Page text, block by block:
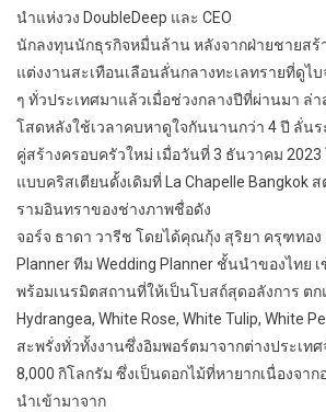
นำแห่งวง DoubleDeep และ CEO
นักลงทุนนักธุรกิจหมื่นล้าน หลังจากฝ่ายชายส
แต่งงานสะเทือนเลือนลั่นกลางทะเลทรายที่ดูไ
ๆ ทั่วประเทศมาแล้วเมื่อช่วงกลางปีที่ผ่านมา ล่
โสดหลังใช้เวลาคบหาดูใจกันนานกว่า 4 ปี ลั่น
คู่สร้างครอบครัวใหม่ เมื่อวันที่ 3 ธันวาคม
แบบคริสเตียนดั้งเดิมที่ La Chapelle Bangkok
รามอินทราของช่างภาพชื่อดัง
จอร์จ ธาดา วารีช โดยได้คุณกุ้ง สุริยา ครุฑทอง
Planner ทีม Wedding Planner ชั้นนำของไทย
พร้อมเนรมิตสถานที่ให้เป็นโบสถ์สุดอลังการ ตก
Hydrangea, White Rose, White Tulip, White
สะพรั่งทั่วทั้งงานซึ่งอิมพอร์ตมาจากต่างประเท
8,000 กิโลกรัม ซึ่งเป็นดอกไม้ที่หายากเนื่องจา
นำเข้ามาจาก